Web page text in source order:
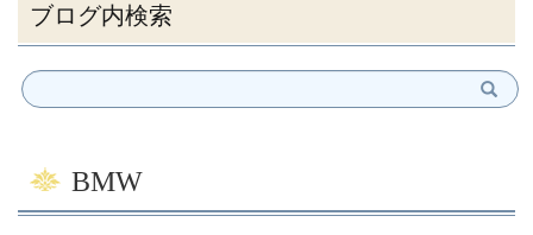
ブログ内検索
BMW